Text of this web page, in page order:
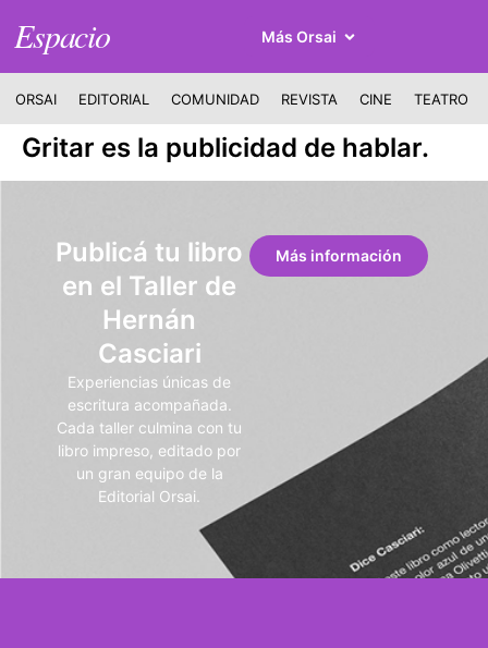
Espacio Más Orsai
ORSAI EDITORIAL COMUNIDAD REVISTA CINE TEATRO
Gritar es la publicidad de hablar.
Publicá tu libro
en el Taller de
Hernán
Casciari
Experiencias únicas de
escritura acompañada.
Cada taller culmina con tu
libro impreso, editado por
un gran equipo de la
Editorial Orsai.
Más información